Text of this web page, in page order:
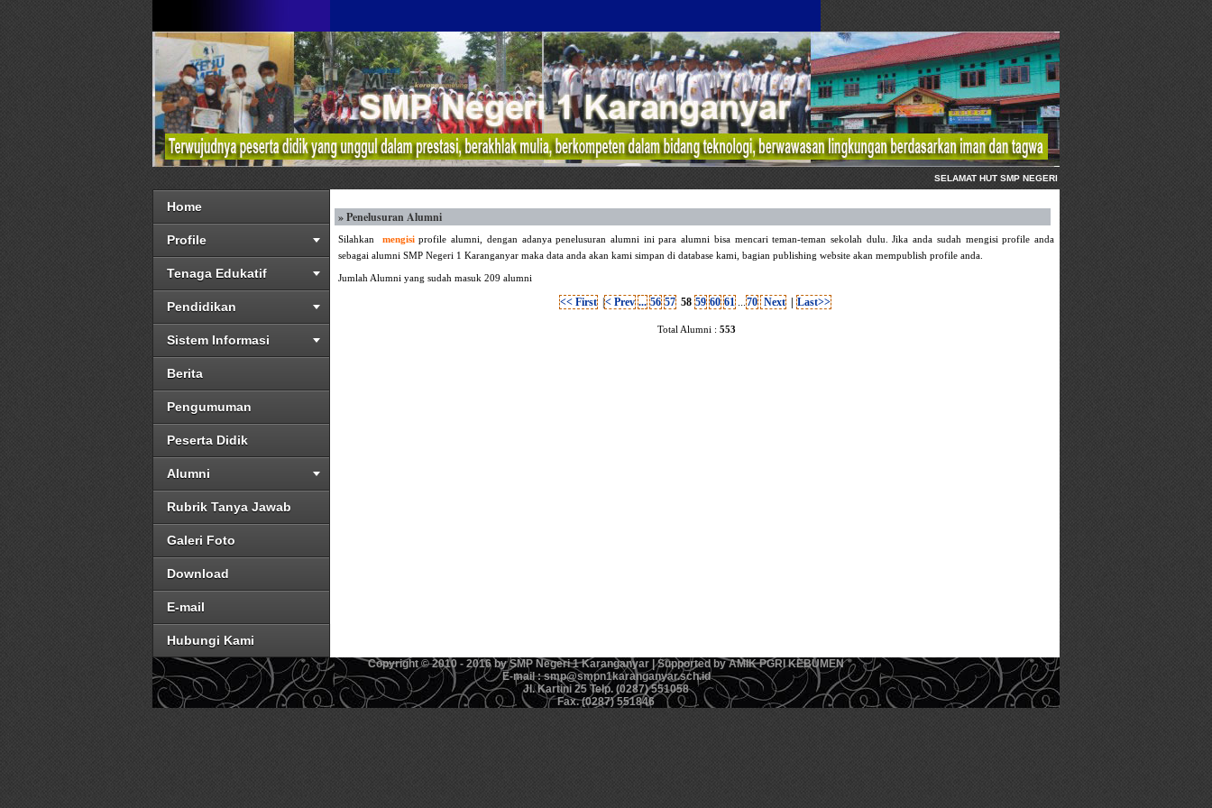
SELAMAT HUT SMP NEGERI 1 KARANGANYAR KEBUMEN, 1
Home
Profile
Tenaga Edukatif
Pendidikan
Sistem Informasi
Berita
Pengumuman
Peserta Didik
Alumni
Rubrik Tanya Jawab
Galeri Foto
Download
E-mail
Hubungi Kami
» Penelusuran Alumni
Silahkan mengisiprofile alumni, dengan adanya penelusuran alumni ini para alumni bisa mencari teman-teman sekolah dulu. Jika anda sudah mengisi profile anda
sebagai alumni SMP Negeri 1 Karanganyar maka data anda akan kami simpan di database kami, bagian publishing website akan mempublish profile anda.
Jumlah Alumni yang sudah masuk 209 alumni
<< First < Prev ... 56 57 58 59 60 61 ...70 Next Last>>
Total Alumni : 553
Copyright © 2010 - 2016 by SMP Negeri 1 Karanganyar | Supported by AMIK PGRI KEBUMEN
E-mail : smp@smpn1karanganyar.sch.id
Jl. Kartini 25 Telp. (0287) 551058
Fax. (0287) 551846